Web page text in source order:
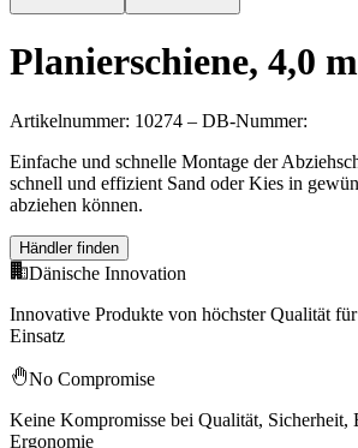
Planierschiene, 4,0 m
Artikelnummer: 10274 – DB-Nummer:
Einfache und schnelle Montage der
schnell und effizient Sand oder Kies in
abziehen können.
Händler finden
Dänische Innovation
Innovative Produkte von höchster Qualität
Einsatz
No Compromise
Keine Kompromisse bei Qualität, Sicherheit,
Ergonomie